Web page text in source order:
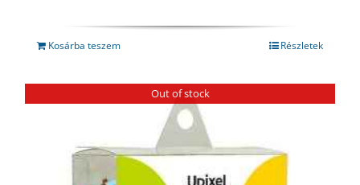
was:
2090 Ft.
is:
Kosárba teszem Részletek
Out of stock